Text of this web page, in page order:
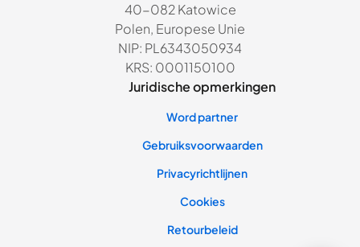
40-082 Katowice
Polen, Europese Unie
NIP: PL6343050934
KRS: 0001150100
Juridische opmerkingen
Word partner
Gebruiksvoorwaarden
Privacyrichtlijnen
Cookies
Retourbeleid